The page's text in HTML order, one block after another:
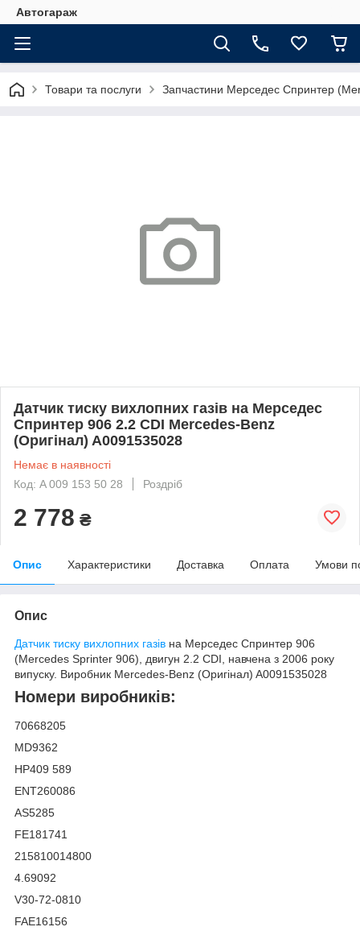
Автогараж
Товари та послуги Запчастини Мерседес Спринтер
Датчик тиску вихлопних газів на Мерседес
Спринтер 906 2.2 CDI Mercedes-Benz
(Оригінал) A0091535028
Немає в наявності
Код: A 009 153 50 28
Роздріб
2 778 ₴
Опис Характеристики Доставка Оплата Умови
Опис
Датчик тиску вихлопних газів на Мерседес Спринтер 906
(Mercedes Sprinter 906), двигун 2.2 CDI, навчена з 2006 року
випуску. Виробник Mercedes-Benz (Оригінал) A0091535028
Номери виробників:
70668205
MD9362
HP409 589
ENT260086
AS5285
FE181741
215810014800
4.69092
V30-72-0810
FAE16156